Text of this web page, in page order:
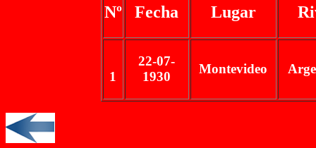
Nº Fecha Lugar
1
22-07-
1930
Montevideo